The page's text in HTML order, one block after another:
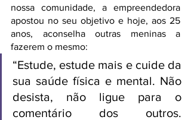
nossa comunidade, a empreendedora
apostou no seu objetivo e hoje, aos 25
anos, aconselha outras meninas a
fazerem o mesmo:
“Estude, estude mais e cuide da
sua saúde física e mental. Não
desista, não ligue para o
comentário dos outros.